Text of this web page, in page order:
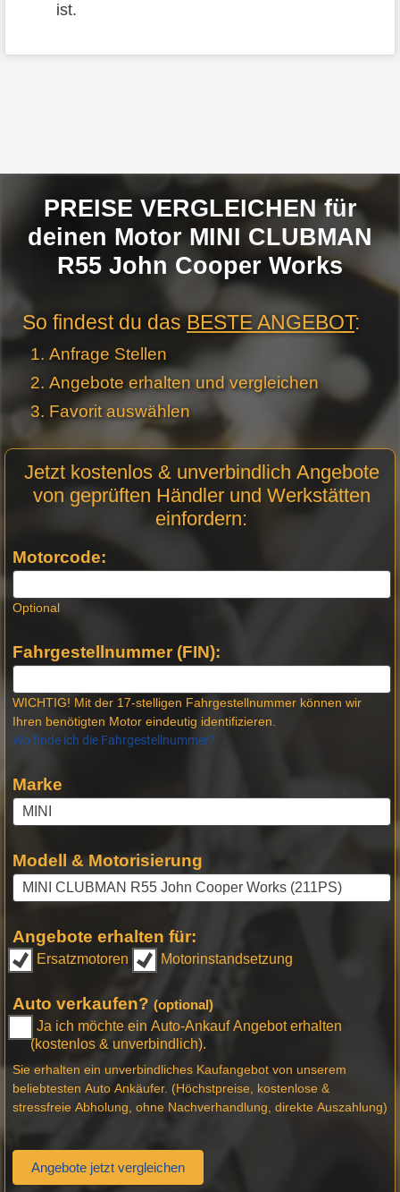
ist.
PREISE VERGLEICHEN für
deinen Motor MINI CLUBMAN
R55 John Cooper Works
So findest du dasBESTE ANGEBOT:
Anfrage Stellen
Angebote erhalten und vergleichen
Favorit auswählen
Anfrage
Stellen -
Jetzt kostenlos & unverbindlich Angebote
von geprüften Händler und Werkstätten
einfordern:
Motorcode:
Optional
Fahrgestellnummer (FIN):
WICHTIG! Mit der 17-stelligen Fahrgestellnummer können wir
Ihren benötigten Motor eindeutig identifizieren.
Wo finde ich die Fahrgestellnummer?
Marke
Modell & Motorisierung
Angebote erhalten für:
Ersatzmotoren Motorinstandsetzung
Auto verkaufen? (optional)
Ja ich möchte ein Auto-Ankauf Angebot erhalten
(kostenlos & unverbindlich).
Sie erhalten ein unverbindliches Kaufangebot von unserem
beliebtesten Auto Ankäufer. (Höchstpreise, kostenlose &
stressfreie Abholung, ohne Nachverhandlung, direkte Auszahlung)
Angebote jetzt vergleichen